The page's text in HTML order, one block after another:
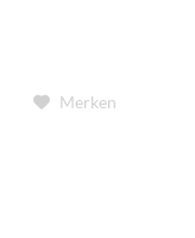
Merken